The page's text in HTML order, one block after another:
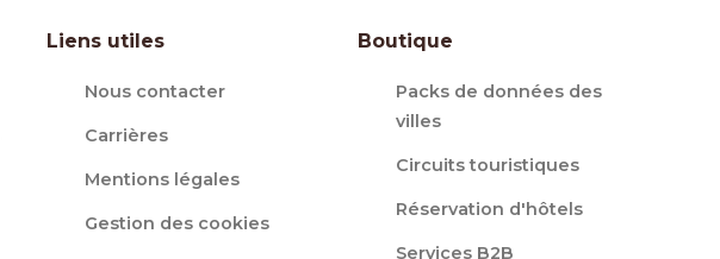
Liens utiles
Nous contacter
Carrières
Mentions légales
Gestion des cookies
Boutique
Packs de données des
villes
Circuits touristiques
Réservation d'hôtels
Services B2B